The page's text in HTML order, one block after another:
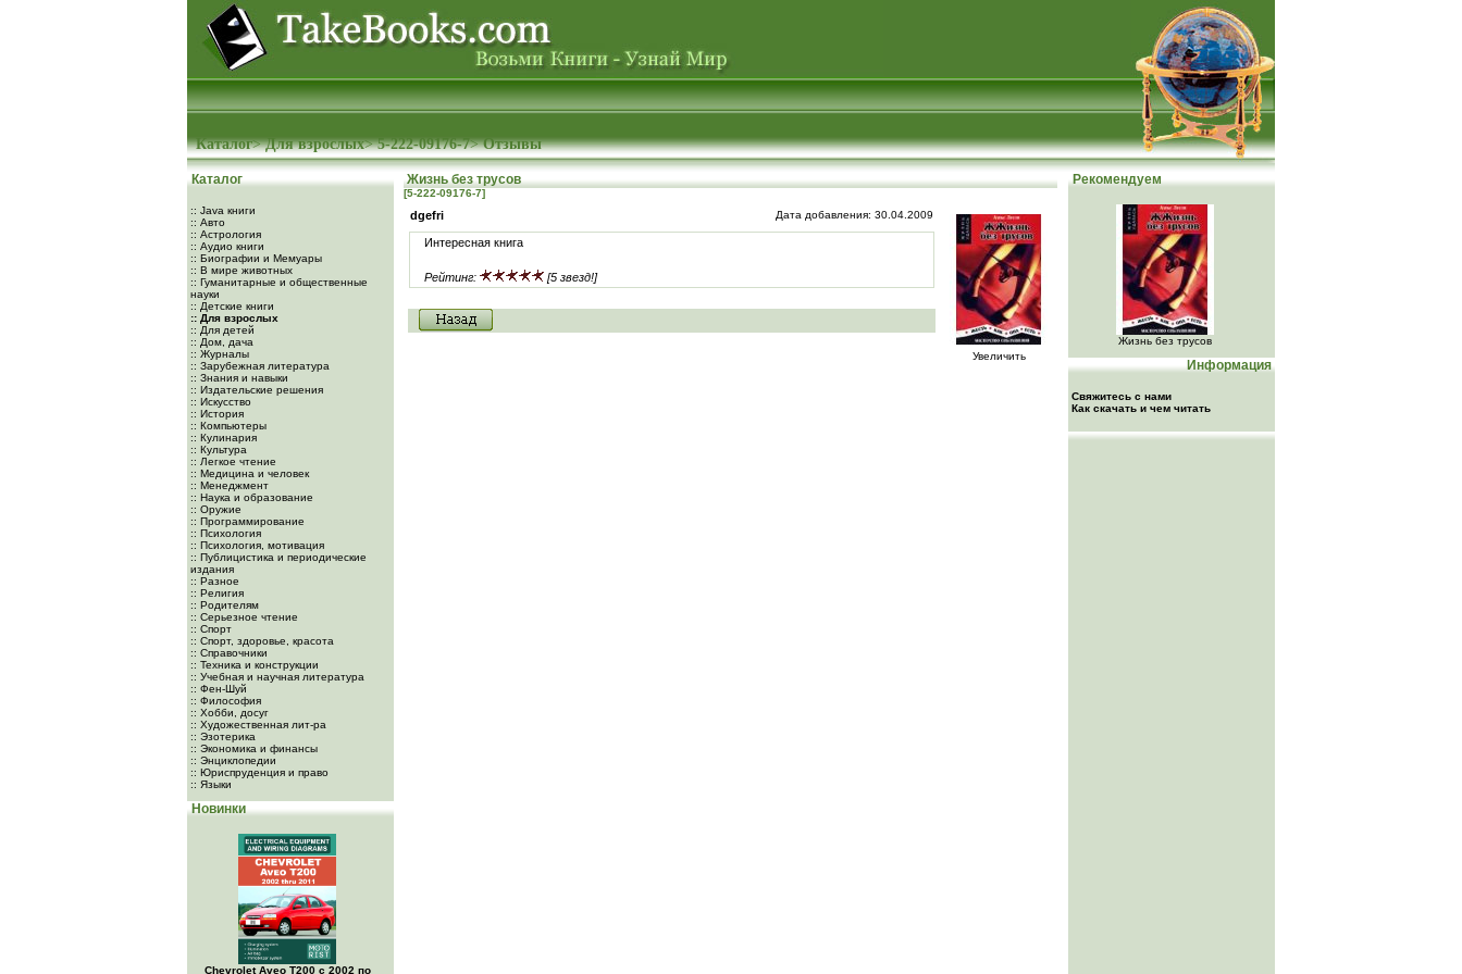
Каталог>Для взрослых>5-222-09176-7>Отзывы
Каталог
:: Java книги
:: Авто
:: Астрология
:: Аудио книги
:: Биографии и Мемуары
:: В мире животных
:: Гуманитарные и общественные
науки
:: Детские книги
:: Для взрослых
:: Для детей
:: Дом, дача
:: Журналы
:: Зарубежная литература
:: Знания и навыки
:: Издательские решения
:: Искусство
:: История
:: Компьютеры
:: Кулинария
:: Культура
:: Легкое чтение
:: Медицина и человек
:: Менеджмент
:: Наука и образование
:: Оружие
:: Программирование
:: Психология
:: Психология, мотивация
:: Публицистика и периодические
издания
:: Разное
:: Религия
:: Родителям
:: Серьезное чтение
:: Спорт
:: Спорт, здоровье, красота
:: Справочники
:: Техника и конструкции
:: Учебная и научная литература
:: Фен-Шуй
:: Философия
:: Хобби, досуг
:: Художественная лит-ра
:: Эзотерика
:: Экономика и финансы
:: Энциклопедии
:: Юриспруденция и право
:: Языки
Новинки
Chevrolet Aveo Т200 с 2002 по
Жизнь без трусов
[5-222-09176-7]
dgefri Дата добавления: 30.04.2009
Интересная книга
Рейтинг: [5 звезд!]
Увеличить
Рекомендуем
Жизнь без трусов
Информация
Свяжитесь с нами
Как скачать и чем читать